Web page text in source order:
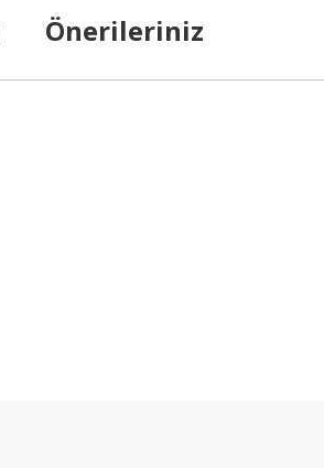
Önerileriniz